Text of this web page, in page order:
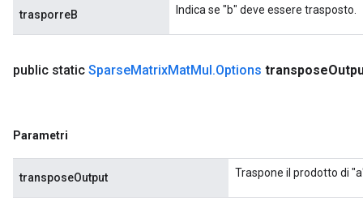
trasporreB Indica se "b" deve essere trasposto.
public static SparseMatrixMatMul.Options transpose
Parametri
transposeOutput Traspone il prodotto di